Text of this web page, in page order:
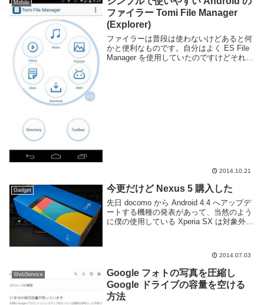
Mobile
ファイラー Tomi File Manager
(Explorer)
ファイラーは普段は使わないけどあると何
かと便利なものです。自分はよく ES File
Manager を使用していたのですけどそれに
2014.10.21
Gadget 今更だけど Nexus 5 購入した
先日 docomo から Android 4.4 へアップデ
ートする機種の発表があって、当然のよう
に僕の使用している Xperia SX は対象外だ
2014.07.03
WebService
Google フォトの写真を圧縮し
Google ドライブの容量を空ける
方法